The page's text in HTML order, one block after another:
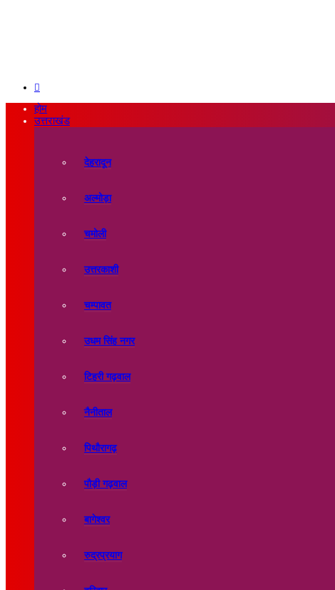
होम
उत्तराखंड
देहरादून
अल्मोड़ा
चमोली
उत्तरकाशी
चम्पावत
उधम सिंह नगर
टिहरी गढ़वाल
नैनीताल
पिथौरागढ़
पौड़ी गढ़वाल
बागेश्वर
रुद्रप्रयाग